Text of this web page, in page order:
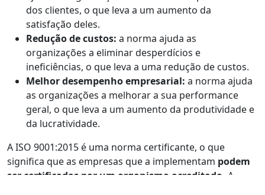
dos clientes, o que leva a um aumento da
satisfação deles.
Redução de custos: a norma ajuda as
organizações a eliminar desperdícios e
ineficiências, o que leva a uma redução de custos.
Melhor desempenho empresarial: a norma ajuda
as organizações a melhorar a sua performance
geral, o que leva a um aumento da produtividade e
da lucratividade.
A ISO 9001:2015 é uma norma certificante, o que
significa que as empresas que a implementam podem
ser certificadas por um organismo acreditado. A